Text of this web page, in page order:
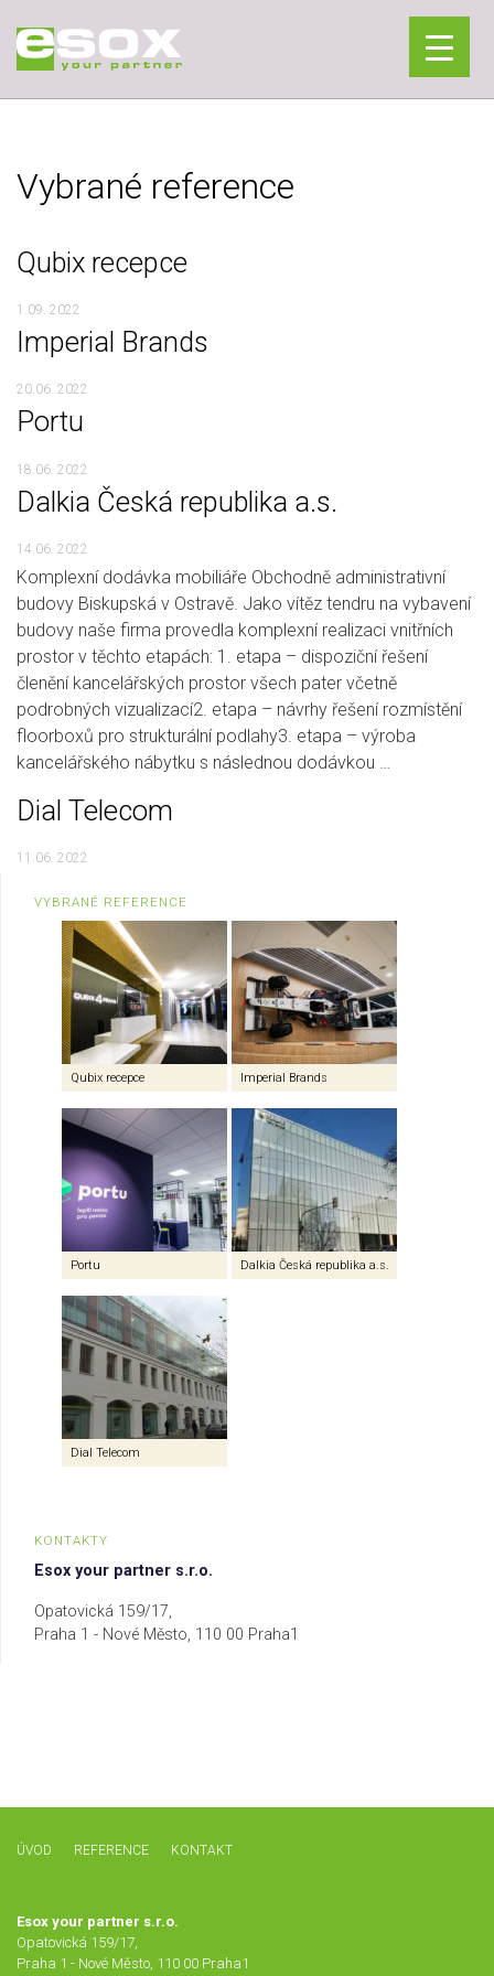
Vybrané reference
Qubix recepce
1.09. 2022
Imperial Brands
20.06. 2022
Portu
18.06. 2022
Dalkia Česká republika a.s.
14.06. 2022
Komplexní dodávka mobiliáře Obchodně administrativní
budovy Biskupská v Ostravě. Jako vítěz tendru na vybavení
budovy naše firma provedla komplexní realizaci vnitřních
prostor v těchto etapách: 1. etapa – dispoziční řešení
členění kancelářských prostor všech pater včetně
podrobných vizualizací2. etapa – návrhy řešení rozmístění
floorboxů pro strukturální podlahy3. etapa – výroba
kancelářského nábytku s následnou dodávkou …
Dial Telecom
11.06. 2022
VYBRANÉ REFERENCE
Qubix recepce Imperial Brands
Portu Dalkia Česká republika a.s.
Dial Telecom
KONTAKTY
Esox your partner s.r.o.
Opatovická 159/17,
Praha 1 - Nové Město, 110 00 Praha1
ÚVOD REFERENCE KONTAKT
Esox your partner s.r.o.
Opatovická 159/17,
Praha 1 - Nové Město, 110 00 Praha1